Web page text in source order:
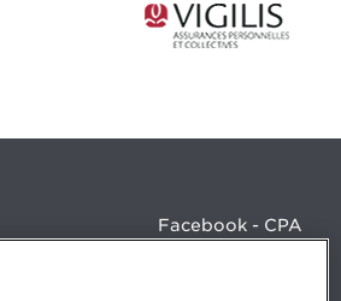
Facebook - CPA